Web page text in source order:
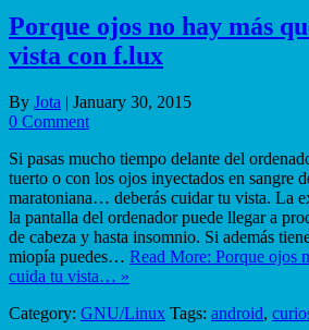
Porque ojos no hay más
vista con f.lux
By Jota | January 30, 2015
0 Comment
Si pasas mucho tiempo delante del
tuerto o con los ojos inyectados en sangre
maratoniana… deberás cuidar tu vista. La
la pantalla del ordenador puede llegar a
de cabeza y hasta insomnio. Si además
miopía puedes… Read More: Porque ojos
cuida tu vista… »
Category: GNU/Linux Tags: android,